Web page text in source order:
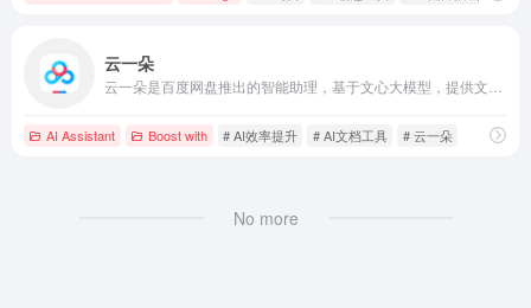
云一朵
AI Assistant Boost with # AI效率提升 # AI文档工具 # 云一朵
No more